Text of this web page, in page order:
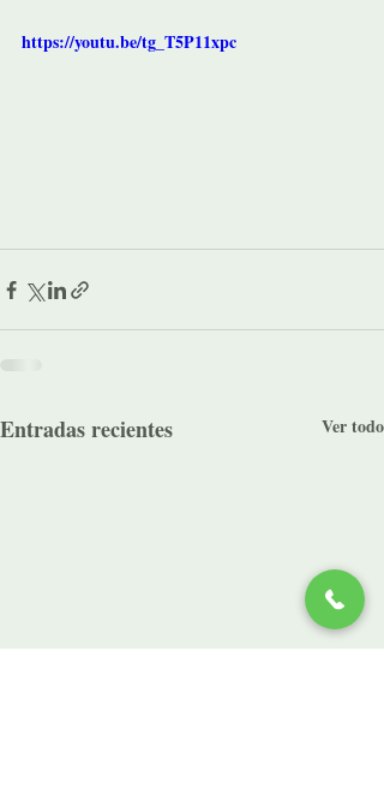
https://youtu.be/tg_T5P11xpc
Entradas recientes Ver todo